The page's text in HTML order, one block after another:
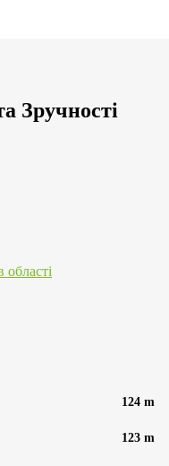
Зручності
області
124 m
123 m